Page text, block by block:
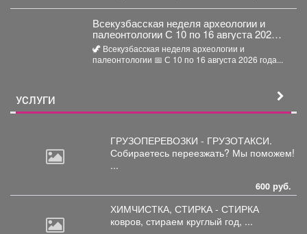
Всекузбасская неделя археологии и
палеонтологии С 10 по 16 августа 2026
года в музеях Кузбасса пройдет Неделя
археологии и палеонтологии,
приуроченная ко Дню археолога (15
🦖 Всекузбасская неделя археологии и
палеонтологии 📅 С 10 по 16 августа 2026 года...
УСЛУГИ
ГРУЗОПЕРЕВОЗКИ - ГРУЗОТАКСИ.
Собираетесь переезжать? Мы поможем!
...
600 руб.
ХИМЧИСТКА, СТИРКА - СТИРКА
ковров, стираем круглый год, ...